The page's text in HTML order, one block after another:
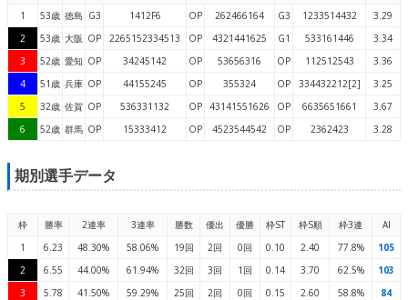
1
53歳 徳島 G3 1412F6 OP 262466164 G3 1233514432
3.29
2
53歳 大阪 OP 2265152334513 OP 4321441625 G1 533161446
3.34
3
52歳 愛知 OP 34245142 OP 53656316 OP 112512543
3.36
4
51歳 兵庫 OP 44155245 OP 355324 OP 334432212[2]
3.25
5
32歳 佐賀 OP 536331132 OP 43141551626 OP 6635651661
3.67
6
52歳 群馬 OP 15333412 OP 4523544542 OP 2362423 3.28
期別選手データ
枠 勝率 2連率 3連率 勝数 優出 優勝 枠ST 枠S順 枠3連
AI
1
6.23 48.30% 58.06% 19回 2回 0回 0.10 2.40 77.8%
105
2
6.55 44.00% 61.94% 32回 3回 1回 0.14 3.70 62.5%
103
3
5.78 41.50% 59.29% 25回 2回 0回 0.15 2.60 58.8%
84